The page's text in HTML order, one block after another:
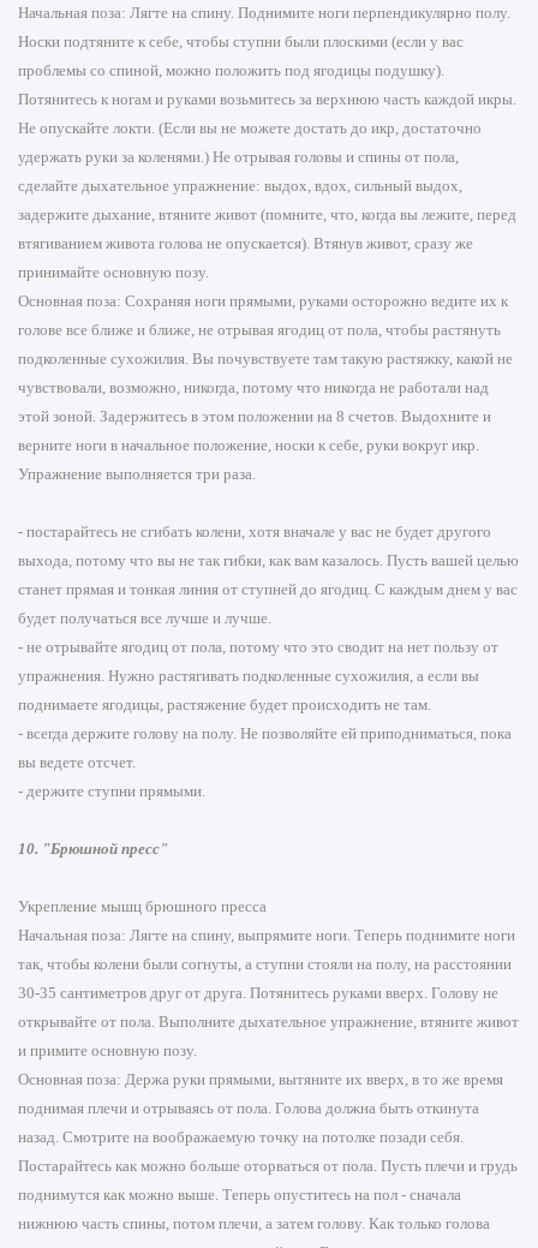
Начальная поза: Лягте на спину. Поднимите ноги перпендикулярно полу.
Носки подтяните к себе, чтобы ступни были плоскими (если у вас
проблемы со спиной, можно положить под ягодицы подушку).
Потянитесь к ногам и руками возьмитесь за верхнюю часть каждой икры.
Не опускайте локти. (Если вы не можете достать до икр, достаточно
удержать руки за коленями.) Не отрывая головы и спины от пола,
сделайте дыхательное упражнение: выдох, вдох, сильный выдох,
задержите дыхание, втяните живот (помните, что, когда вы лежите, перед
втягиванием живота голова не опускается). Втянув живот, сразу же
принимайте основную позу.
Основная поза: Сохраняя ноги прямыми, руками осторожно ведите их к
голове все ближе и ближе, не отрывая ягодиц от пола, чтобы растянуть
подколенные сухожилия. Вы почувствуете там такую растяжку, какой не
чувствовали, возможно, никогда, потому что никогда не работали над
этой зоной. Задержитесь в этом положении на 8 счетов. Выдохните и
верните ноги в начальное положение, носки к себе, руки вокруг икр.
Упражнение выполняется три раза.
- постарайтесь не сгибать колени, хотя вначале у вас не будет другого
выхода, потому что вы не так гибки, как вам казалось. Пусть вашей целью
станет прямая и тонкая линия от ступней до ягодиц. С каждым днем у вас
будет получаться все лучше и лучше.
- не отрывайте ягодиц от пола, потому что это сводит на нет пользу от
упражнения. Нужно растягивать подколенные сухожилия, а если вы
поднимаете ягодицы, растяжение будет происходить не там.
- всегда держите голову на полу. Не позволяйте ей приподниматься, пока
вы ведете отсчет.
- держите ступни прямыми.
10. "Брюшной пресс"
Укрепление мышц брюшного пресса
Начальная поза: Лягте на спину, выпрямите ноги. Теперь поднимите ноги
так, чтобы колени были согнуты, а ступни стояли на полу, на расстоянии
30-35 сантиметров друг от друга. Потянитесь руками вверх. Голову не
открывайте от пола. Выполните дыхательное упражнение, втяните живот
и примите основную позу.
Основная поза: Держа руки прямыми, вытяните их вверх, в то же время
поднимая плечи и отрываясь от пола. Голова должна быть откинута
назад. Смотрите на воображаемую точку на потолке позади себя.
Постарайтесь как можно больше оторваться от пола. Пусть плечи и грудь
поднимутся как можно выше. Теперь опуститесь на пол - сначала
нижнюю часть спины, потом плечи, а затем голову. Как только голова